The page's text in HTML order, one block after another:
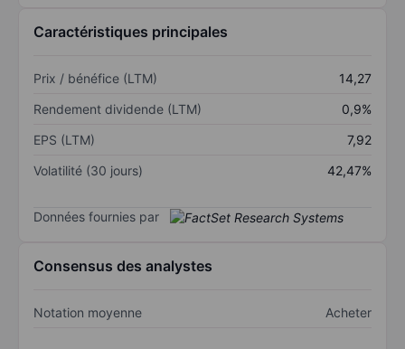
Caractéristiques principales
Prix / bénéfice (LTM)
14,27
Rendement dividende (LTM)
0,9%
EPS (LTM)
7,92
Volatilité (30 jours)
42,47%
Données fournies par
Consensus des analystes
Notation moyenne Acheter